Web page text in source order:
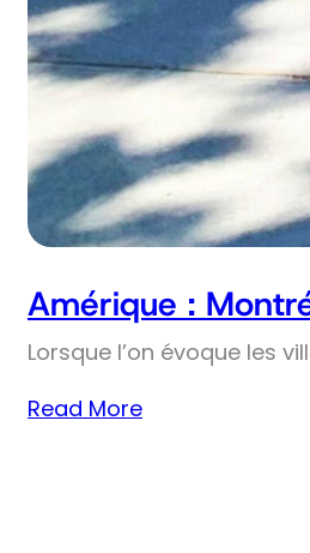
Amérique :
Lorsque l’on évoque les
Read More